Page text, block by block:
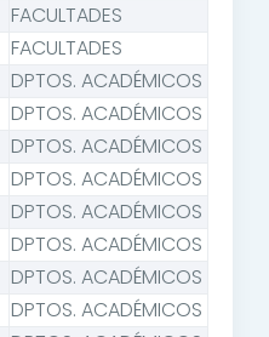
FACULTADES
FACULTADES
DPTOS. ACADÉMICOS
DPTOS. ACADÉMICOS
DPTOS. ACADÉMICOS
DPTOS. ACADÉMICOS
DPTOS. ACADÉMICOS
DPTOS. ACADÉMICOS
DPTOS. ACADÉMICOS
DPTOS. ACADÉMICOS